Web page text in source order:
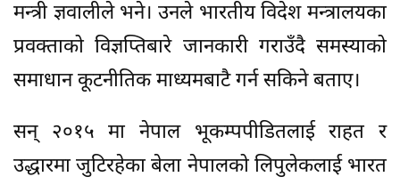
मन्त्री ज्ञवालीले भने। उनले भारतीय विदेश मन्त्रालयका
प्रवक्ताको विज्ञप्तिबारे जानकारी गराउँदै समस्याको
समाधान कूटनीतिक माध्यमबाटै गर्न सकिने बताए।
सन् २०१५ मा नेपाल भूकम्पपीडितलाई राहत र
उद्धारमा जुटिरहेका बेला नेपालको लिपुलेकलाई भारत